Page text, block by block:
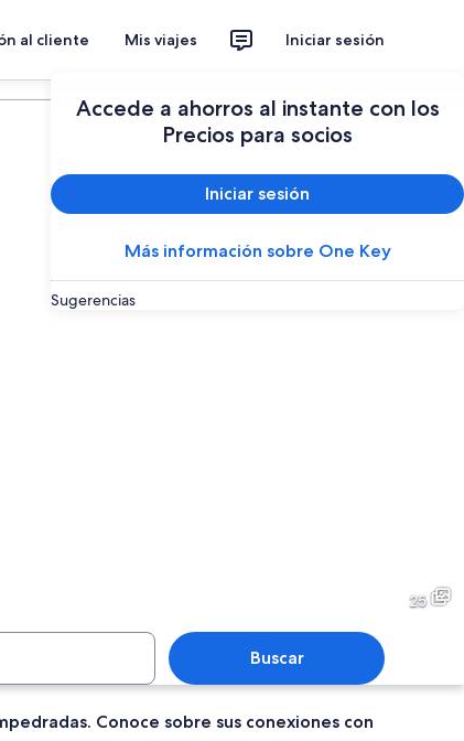
al cliente Mis viajes Iniciar sesión
Accede a ahorros al instante con los
Precios para socios
Iniciar sesión
Más información sobre One Key
Sugerencias
25
Buscar
Conoce sobre sus conexiones con